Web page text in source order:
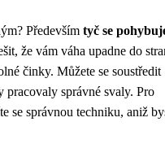
Především tyč se
že vám váha upadne do
činky. Můžete se soustředit
pracovaly správné svaly. Pro
se správnou techniku, aniž